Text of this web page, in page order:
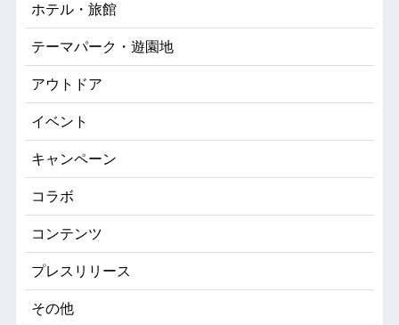
ホテル・旅館
テーマパーク・遊園地
アウトドア
イベント
キャンペーン
コラボ
コンテンツ
プレスリリース
その他